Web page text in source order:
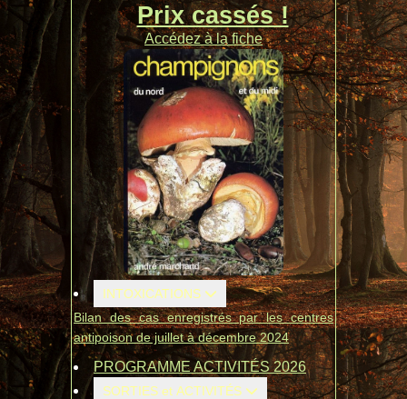
Prix cassés !
Accédez à la fiche
INTOXICATIONS
Bilan des cas enregistrés par les centres
antipoison de juillet à décembre 2024
PROGRAMME ACTIVITÉS 2026
SORTIES et ACTIVITÉS